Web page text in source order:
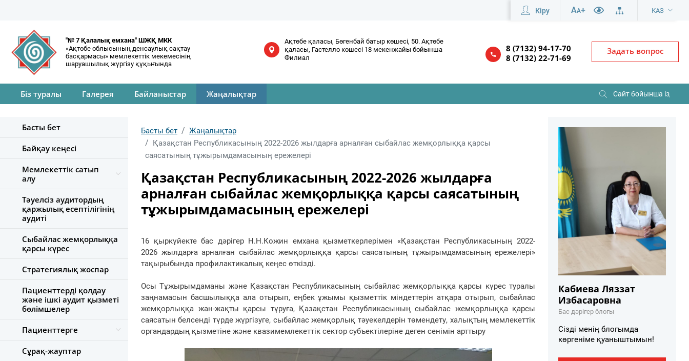
Кіру AA+ КАЗ
"№ 7 Қалалық емхана" ШЖҚ МКК
«Ақтөбе облысының денсаулық сақтау
басқармасы» мемлекеттік мекемесінің
шаруашылық жүргізу құқығында
Ақтөбе қаласы, Бөгенбай батыр көшесі, 50. Ақтөбе
қаласы, Гастелло көшесі 18 мекенжайы бойынша
Филиал
8 (7132) 94-17-70
8 (7132) 22-71-69
Задать вопрос
Біз туралы Галерея Байланыстар Жаңалықтар
Басты бет
Байқау кеңесі
Мемлекеттік сатып
алу
Тәуелсіз аудитордың
қаржылық есептілігінің
аудиті
Сыбайлас жемқорлыққа
қарсы күрес
Стратегиялық жоспар
Пациенттерді қолдау
және ішкі аудит қызметі
бөлімшелер
Пациенттерге
Сұрақ-жауптар
Басты бет
Жаңалықтар
Қазақстан Республикасының 2022-2026 жылдарға арналған сыбайлас жемқорлыққа қарсы
саясатының тұжырымдамасының ережелері
Қазақстан Республикасының 2022-2026 жылдарға
арналған сыбайлас жемқорлыққа қарсы саясатының
тұжырымдамасының ережелері
16 қыркүйекте бас дәрігер Н.Н.Кожин емхана қызметкерлерімен «Қазақстан Республикасының 2022-
2026 жылдарға арналған сыбайлас жемқорлыққа қарсы саясатының тұжырымдамасының ережелері»
тақырыбында профилактикалық кеңес өткізді.
Осы Тұжырымдаманы және Қазақстан Республикасының сыбайлас жемқорлыққа қарсы күрес туралы
заңнамасын басшылыққа ала отырып, еңбек ұжымы қызметтік міндеттерін атқара отырып, сыбайлас
жемқорлыққа жан-жақты қарсы тұруға, Қазақстан Республикасының сыбайлас жемқорлыққа қарсы
саясатын белсенді түрде жүргізуге, сыбайлас жемқорлық тәуекелдерін төмендету, халықтың мемлекеттік
органдардың қызметіне және квазимемлекеттік сектор субъектілеріне деген сенімін арттыру
Кабиева Ляззат
Избасаровна
Бас дәрігер блогы
Сізді менің блогымда
көргеніме қуаныштымын!